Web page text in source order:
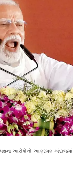
આરોપોનો આક્રમક